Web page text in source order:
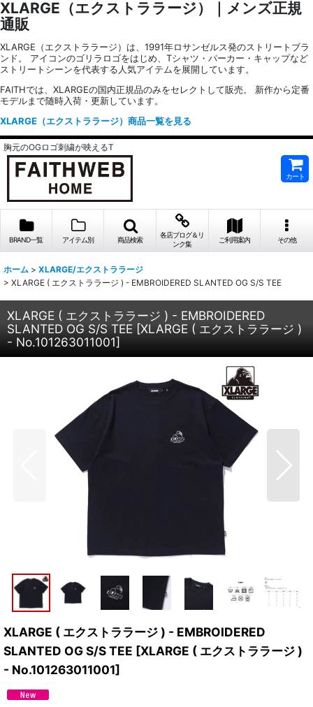
XLARGE（エクストララージ）｜メンズ正規
通販
XLARGE（エクストララージ）は、1991年ロサンゼルス発のストリートブラ
ンド。 アイコンのゴリラロゴをはじめ、Tシャツ・パーカー・キャップなど
ストリートシーンを代表する人気アイテムを展開しています。
FAITHでは、XLARGEの国内正規品のみをセレクトして販売。 新作から定番
モデルまで随時入荷・更新しています。
XLARGE（エクストララージ）商品一覧を見る
胸元のOGロゴ刺繍が映えるT
カート
BRAND一覧 アイテム別 商品検索
各店ブログ＆リ
ンク集
ご利用案内 その他
ホーム > XLARGE/エクストララージ
> XLARGE ( エクストララージ ) - EMBROIDERED SLANTED OG S/S TEE
XLARGE ( エクストララージ ) - EMBROIDERED
SLANTED OG S/S TEE [XLARGE ( エクストララージ )
- No.101263011001]
XLARGE ( エクストララージ ) - EMBROIDERED
SLANTED OG S/S TEE [XLARGE ( エクストララージ )
- No.101263011001]